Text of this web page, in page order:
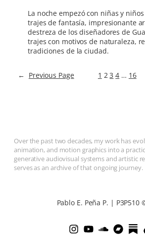
La noche empezó con niñas y
trajes de fantasía, impresionante
destreza de los diseñadores de
trajes con motivos de naturaleza,
tradiciones de la ciudad.
← Previous Page 1 2 3 4 … 16
Over the past two decades, my work has
animation, and motion graphics into a
generative audiovisual systems and artistic
serves as an archive of that ongoing journey.
Pablo E. Peña P. | P3P510